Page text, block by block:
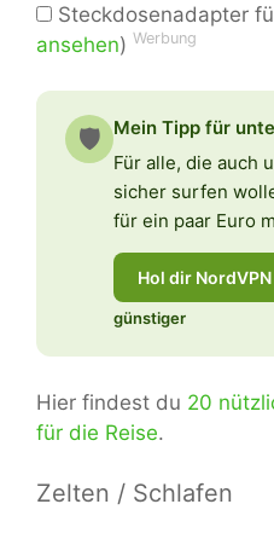
Steckdosenadapter
ansehen) Werbung
🛡️
Mein Tipp für
Für alle, die auch
sicher surfen
für ein paar Euro
Hol dir
günstiger
Hier findest du 20
für die Reise.
Zelten / Schlafen